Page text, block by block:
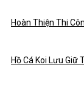
Hoàn Thiện Thi
Hồ Cá Koi Lưu Giữ